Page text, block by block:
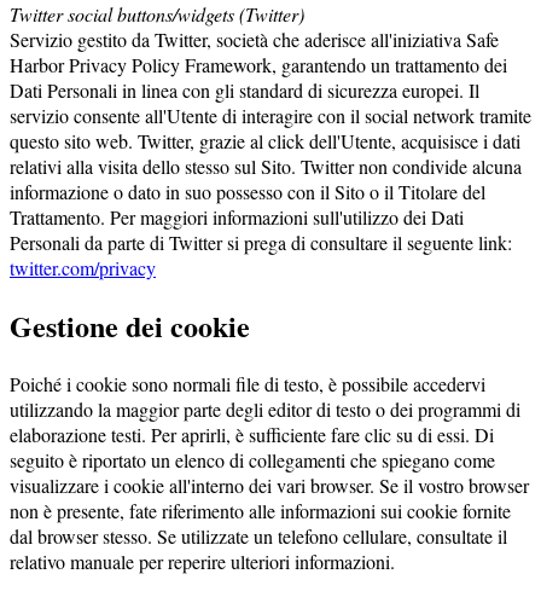
Twitter social buttons/widgets (Twitter)
Servizio gestito da Twitter, società che aderisce all'iniziativa Safe
Harbor Privacy Policy Framework, garantendo un trattamento dei
Dati Personali in linea con gli standard di sicurezza europei. Il
servizio consente all'Utente di interagire con il social network tramite
questo sito web. Twitter, grazie al click dell'Utente, acquisisce i dati
relativi alla visita dello stesso sul Sito. Twitter non condivide alcuna
informazione o dato in suo possesso con il Sito o il Titolare del
Trattamento. Per maggiori informazioni sull'utilizzo dei Dati
Personali da parte di Twitter si prega di consultare il seguente link:
twitter.com/privacy
Gestione dei cookie
Poiché i cookie sono normali file di testo, è possibile accedervi
utilizzando la maggior parte degli editor di testo o dei programmi di
elaborazione testi. Per aprirli, è sufficiente fare clic su di essi. Di
seguito è riportato un elenco di collegamenti che spiegano come
visualizzare i cookie all'interno dei vari browser. Se il vostro browser
non è presente, fate riferimento alle informazioni sui cookie fornite
dal browser stesso. Se utilizzate un telefono cellulare, consultate il
relativo manuale per reperire ulteriori informazioni.